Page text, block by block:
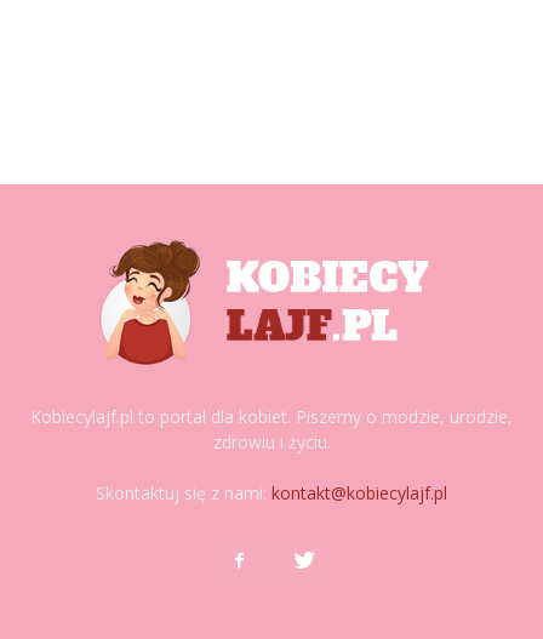
Kobiecylajf.pl to portal dla kobiet. Piszemy o modzie, urodzie,
zdrowiu i życiu.
Skontaktuj się z nami: kontakt@kobiecylajf.pl